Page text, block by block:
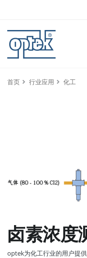
首页 行业应用 化工
卤素浓度
optek为化工行业的用户提